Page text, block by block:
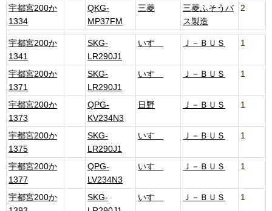
宇都宮200か
1334
QKG-
MP37FM
三菱
三菱ふそうバ
ス製造
2
宇都宮200か
1341
SKG-
LR290J1
いすゞ Ｊ－ＢＵＳ 1
宇都宮200か
1371
SKG-
LR290J1
いすゞ Ｊ－ＢＵＳ 1
宇都宮200か
1373
QPG-
KV234N3
日野 Ｊ－ＢＵＳ 1
宇都宮200か
1375
SKG-
LR290J1
いすゞ Ｊ－ＢＵＳ 1
宇都宮200か
1377
QPG-
LV234N3
いすゞ Ｊ－ＢＵＳ 1
宇都宮200か
SKG-
いすゞ Ｊ－ＢＵＳ 1